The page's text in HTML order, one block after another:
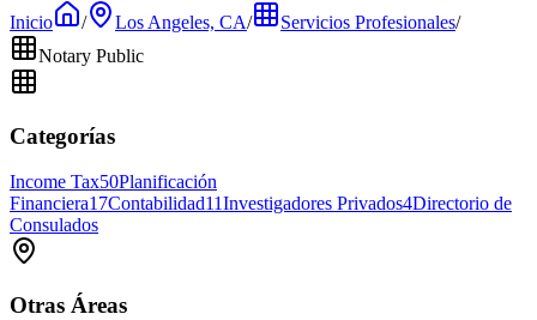
Inicio
/ Los Angeles, CA/ Servicios Profesionales/
Notary Public
Categorías
Income Tax50Planificación
Financiera17Contabilidad11Investigadores Privados4Directorio de
Consulados
Otras Áreas